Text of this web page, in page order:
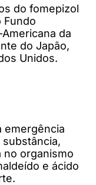
do fomepizol
Fundo
da
do Japão,
Unidos.
emergência
no organismo
e ácido